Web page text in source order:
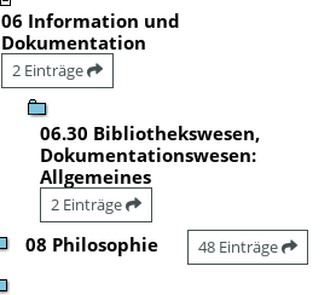
06 Information und
Dokumentation
2 Einträge
06.30 Bibliothekswesen,
Dokumentationswesen:
Allgemeines
2 Einträge
08 Philosophie 48 Einträge